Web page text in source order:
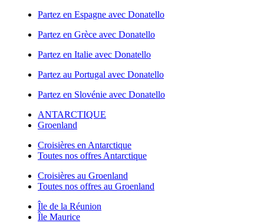
Partez en Espagne avec Donatello
Partez en Grèce avec Donatello
Partez en Italie avec Donatello
Partez au Portugal avec Donatello
Partez en Slovénie avec Donatello
ANTARCTIQUE
Groenland
Croisières en Antarctique
Toutes nos offres Antarctique
Croisières au Groenland
Toutes nos offres au Groenland
Île de la Réunion
Île Maurice